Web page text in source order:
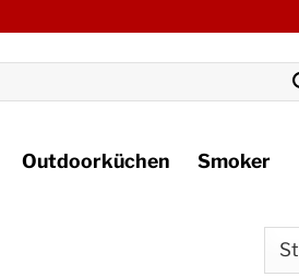
Outdoorküchen Smoker